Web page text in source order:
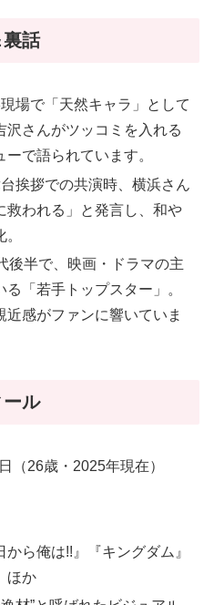
話
場で「天然キャラ」として
沢さんがツッコミを入れる
で語られています。
挨拶での共演時、横浜さん
救われる」と発言し、和や
後半で、映画・ドラマの主
「若手トップスター」。
近感がファンに響いていま
ル
（26歳・2025年現在）
から俺は!!』『キングダム』
ほか